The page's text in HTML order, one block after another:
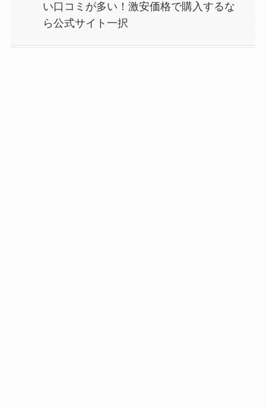
い口コミが多い！激安価格で購入するな
ら公式サイト一択